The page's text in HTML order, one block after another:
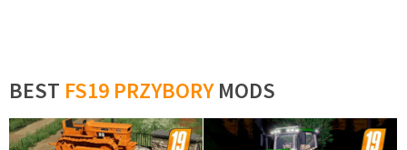
BEST FS19 PRZYBORYMODS